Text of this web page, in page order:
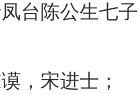
台陈公生七
，宋进士；